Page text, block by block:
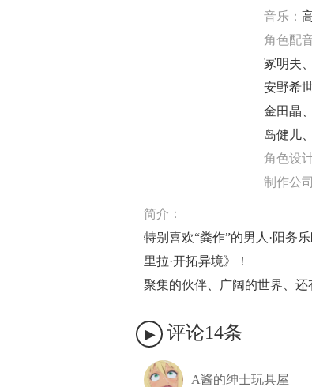
音乐：
角色配
冢明夫
安野希
金田晶
岛健儿
角色设
制作公
简介：
特别喜欢“粪作”的男人·阳务
里拉·开拓异境》！
聚集的伙伴、广阔的世界、还